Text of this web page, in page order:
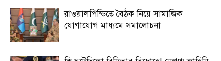
রাওয়ালপিন্ডিতে বৈঠক নিয়ে সামাজিক
যোগাযোগ মাধ্যমে সমালোচনা